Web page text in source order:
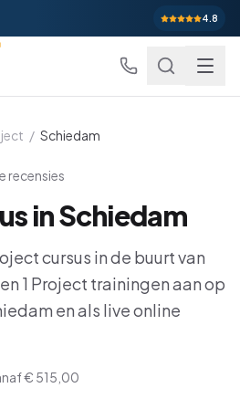
4.8
Beginner
Gevorderd
Gevorderd
en Grafieken
Gevorderd
Sjablonen
een
/ Schiedam
recensies
inSchiedam
cursus in de buurt van
1 Project trainingen aan op
en als live online
€ 515,00